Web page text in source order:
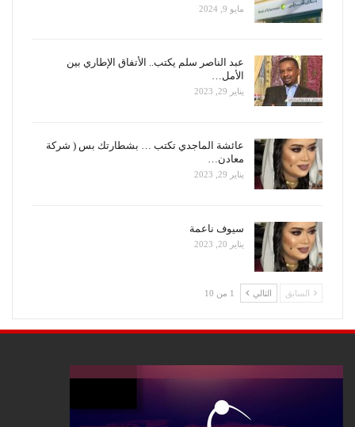
مايو 9, 2024
عبد الناصر سلم يكتب.. الأتفاق الإطاري بين
الأمل…
يناير 29, 2023
عائشة الماجدي تكتب … بشطارتك بس ( شركة
معادن…
يناير 29, 2023
سيوف ناعمة
يناير 20, 2023
السابق التالي 1 من 10